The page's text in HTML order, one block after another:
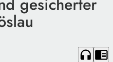
gesicherter
headphones chrome_reader_mode